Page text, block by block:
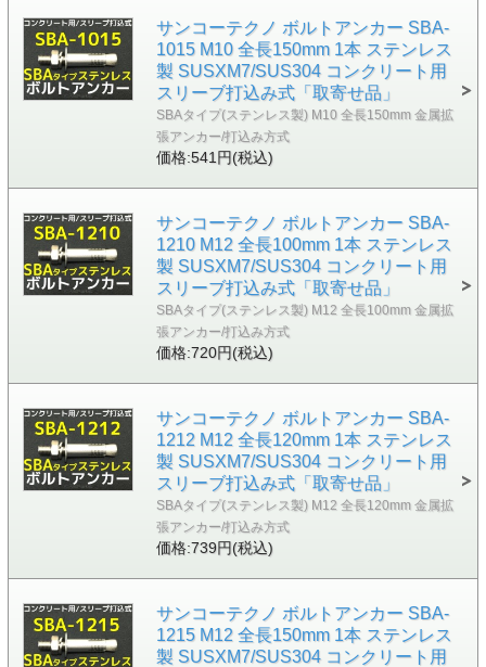
サンコーテクノ ボルトアンカー SBA-
1015 M10 全長150mm 1本 ステンレス
製 SUSXM7/SUS304 コンクリート用
スリーブ打込み式「取寄せ品」
SBAタイプ(ステンレス製) M10 全長150mm 金属拡
張アンカー/打込み方式
価格:541円(税込)
サンコーテクノ ボルトアンカー SBA-
1210 M12 全長100mm 1本 ステンレス
製 SUSXM7/SUS304 コンクリート用
スリーブ打込み式「取寄せ品」
SBAタイプ(ステンレス製) M12 全長100mm 金属拡
張アンカー/打込み方式
価格:720円(税込)
サンコーテクノ ボルトアンカー SBA-
1212 M12 全長120mm 1本 ステンレス
製 SUSXM7/SUS304 コンクリート用
スリーブ打込み式「取寄せ品」
SBAタイプ(ステンレス製) M12 全長120mm 金属拡
張アンカー/打込み方式
価格:739円(税込)
サンコーテクノ ボルトアンカー SBA-
1215 M12 全長150mm 1本 ステンレス
製 SUSXM7/SUS304 コンクリート用